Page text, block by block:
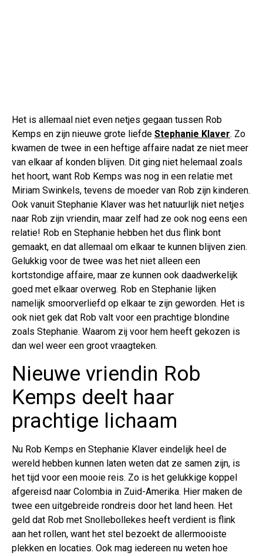
Het is allemaal niet even netjes gegaan tussen Rob
Kemps en zijn nieuwe grote liefde Stephanie Klaver. Zo
kwamen de twee in een heftige affaire nadat ze niet meer
van elkaar af konden blijven. Dit ging niet helemaal zoals
het hoort, want Rob Kemps was nog in een relatie met
Miriam Swinkels, tevens de moeder van Rob zijn kinderen.
Ook vanuit Stephanie Klaver was het natuurlijk niet netjes
naar Rob zijn vriendin, maar zelf had ze ook nog eens een
relatie! Rob en Stephanie hebben het dus flink bont
gemaakt, en dat allemaal om elkaar te kunnen blijven zien.
Gelukkig voor de twee was het niet alleen een
kortstondige affaire, maar ze kunnen ook daadwerkelijk
goed met elkaar overweg. Rob en Stephanie lijken
namelijk smoorverliefd op elkaar te zijn geworden. Het is
ook niet gek dat Rob valt voor een prachtige blondine
zoals Stephanie. Waarom zij voor hem heeft gekozen is
dan wel weer een groot vraagteken.
Nieuwe vriendin Rob
Kemps deelt haar
prachtige lichaam
Nu Rob Kemps en Stephanie Klaver eindelijk heel de
wereld hebben kunnen laten weten dat ze samen zijn, is
het tijd voor een mooie reis. Zo is het gelukkige koppel
afgereisd naar Colombia in Zuid-Amerika. Hier maken de
twee een uitgebreide rondreis door het land heen. Het
geld dat Rob met Snollebollekes heeft verdient is flink
aan het rollen, want het stel bezoekt de allermooiste
plekken en locaties. Ook mag iedereen nu weten hoe